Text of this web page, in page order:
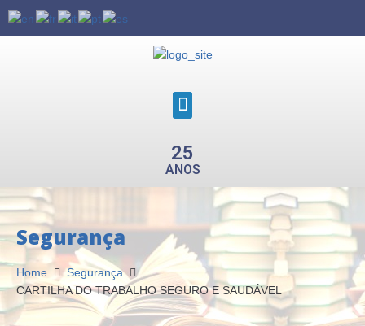
25
ANOS
Segurança
Home
Segurança
CARTILHA DO TRABALHO SEGURO E SAUDÁVEL